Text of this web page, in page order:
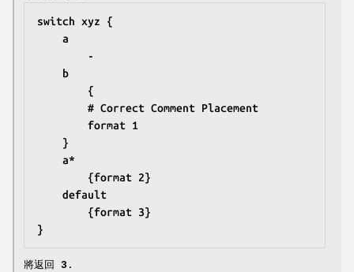
switch xyz {
	a
		-
	b
		{
		# Correct Comment Placement
		format 1
	}
	a*
		{format 2}
	default
		{format 3}
}
將返回 3 .